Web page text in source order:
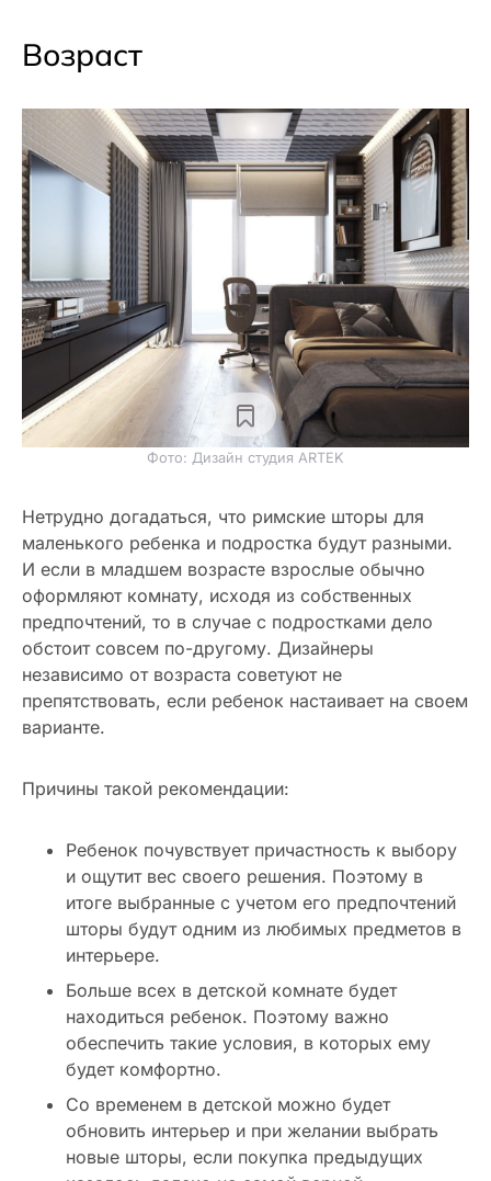
Возраст
Фото: Дизайн студия ARTEK
Нетрудно догадаться, что римские шторы для
маленького ребенка и подростка будут разными.
И если в младшем возрасте взрослые обычно
оформляют комнату, исходя из собственных
предпочтений, то в случае с подростками дело
обстоит совсем по-другому. Дизайнеры
независимо от возраста советуют не
препятствовать, если ребенок настаивает на своем
варианте.
Причины такой рекомендации:
Ребенок почувствует причастность к выбору
и ощутит вес своего решения. Поэтому в
итоге выбранные с учетом его предпочтений
шторы будут одним из любимых предметов в
интерьере.
Больше всех в детской комнате будет
находиться ребенок. Поэтому важно
обеспечить такие условия, в которых ему
будет комфортно.
Со временем в детской можно будет
обновить интерьер и при желании выбрать
новые шторы, если покупка предыдущих